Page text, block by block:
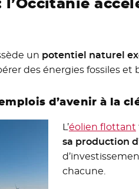
un potentiel naturel
des énergies fossiles et
d’avenir à la
L’éolien flottant
sa production
chacune.